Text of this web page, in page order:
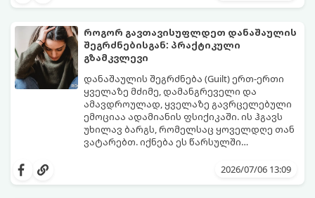
წესი:
როგორ გავთავისუფლდეთ დანაშაულის
შეგრძნებისგან: პრაქტიკული
გზამკვლევი
დანაშაულის შეგრძნება (Guilt) ერთ-ერთი
ყველაზე მძიმე, დამანგრეველი და
ამავდროულად, ყველაზე გავრცელებული
ემოციაა ადამიანის ფსიქიკაში. ის ჰგავს
უხილავ ბარგს, რომელსაც ყოველდღე თან
ვატარებთ. იქნება ეს წარსულში
ტკენა, ოჯახის წევრებისთვის
დანაშაულის გრძნობას აქვს თავისი
2026/07/06 13:09